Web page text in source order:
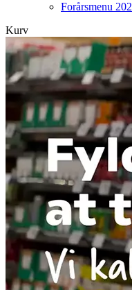
Forårsmenu
Kurv